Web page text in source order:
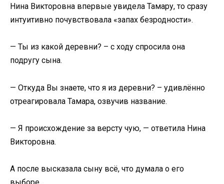
Нина Викторовна впервые увидела Тамару, то сразу
интуитивно почувствовала «запах безродности».
— Ты из какой деревни? – с ходу спросила она
подругу сына.
— Откуда Вы знаете, что я из деревни? – удивлённо
отреагировала Тамара, озвучив название.
— Я происхождение за версту чую, — ответила Нина
Викторовна.
А после высказала сыну всё, что думала о его